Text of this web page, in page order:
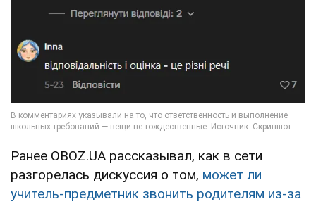
Ранее OBOZ.UA рассказывал, как в сети
разгорелась дискуссия о том, может ли
учитель-предметник звонить родителям из-за